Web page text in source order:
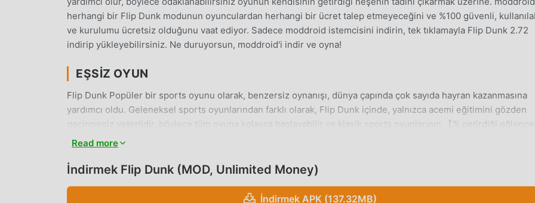
herhangi bir Flip Dunk modunun oyunculardan herhangi bir ücret talep etmeyeceğini ve %100 güvenli,
ve kurulumu ücretsiz olduğunu vaat ediyor. Sadece moddroid istemcisini indirin, tek tıklamayla Flip Dunk 2.72
indirip yükleyebilirsiniz. Ne duruyorsun, moddroid'i indir ve oyna!
EŞSIZ OYUN
Flip Dunk Popüler bir sports oyunu olarak, benzersiz oynanışı, dünya çapında çok sayıda hayran kazanmasına
yardımcı oldu. Geleneksel sports oyunlarından farklı olarak, Flip Dunk içinde, yalnızca acemi eğitimini gözden
geçirmeniz yeterlidir, böylece tüm oyuna kolayca başlayabilir ve klasik sports oyunlarının 【% getirdiği
tadını çıkarabilirsiniz. game_name%】 2.72. Aynı zamanda moddroid, sports oyun severler için özel olarak bir
bekliyorsunuz, moddroid'e katılın ve keyfini çıkarın. sports tüm küresel ortaklarla oyun mutlu ediyor
Read more
İndirmek Flip Dunk (MOD, Unlimited Money)
İndirmek APK (137.32MB)